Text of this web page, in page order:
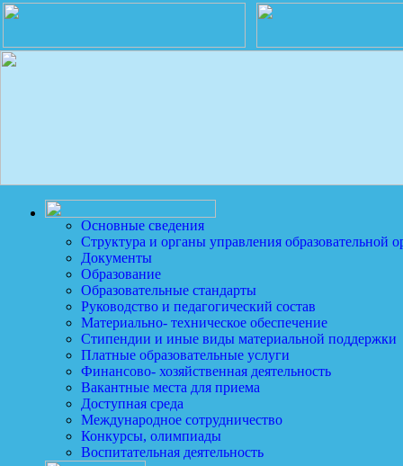
Основные сведения
Структура и органы управления образовательной
Документы
Образование
Образовательные стандарты
Руководство и педагогический состав
Материально- техническое обеспечение
Стипендии и иные виды материальной поддержки
Платные образовательные услуги
Финансово- хозяйственная деятельность
Вакантные места для приема
Доступная среда
Международное сотрудничество
Конкурсы, олимпиады
Воспитательная деятельность